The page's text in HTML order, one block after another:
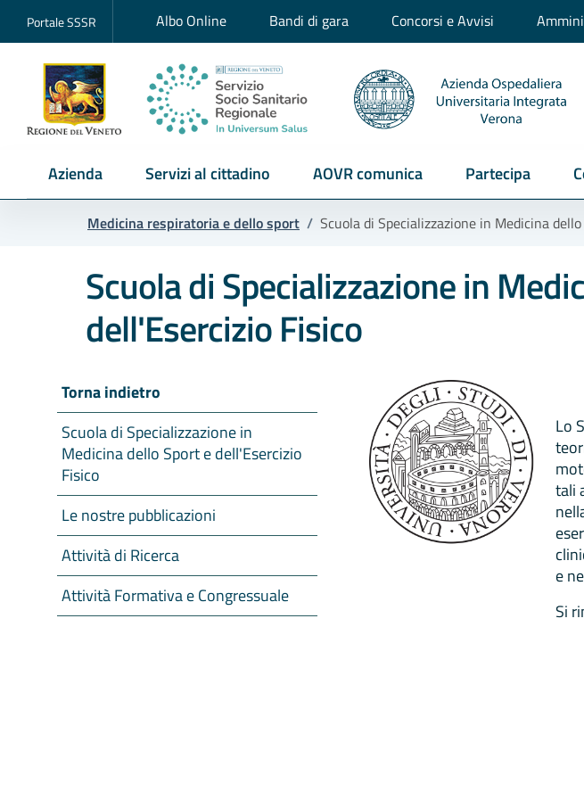
Portale SSSR Albo Online Bandi di gara Concorsi e Avvisi
Azienda Servizi al cittadino AOVR comunica Partecipa
Medicina respiratoria e dello sport / Scuola di Specializzazione in Medicina
Scuola di Specializzazione in
dell'Esercizio Fisico
Torna indietro
Scuola di Specializzazione in
Medicina dello Sport e dell'Esercizio
Fisico
Le nostre pubblicazioni
Attività di Ricerca
Attività Formativa e Congressuale
Lo
tali
e
Si